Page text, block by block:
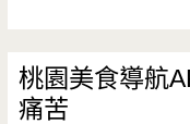
桃園美食導航
痛苦